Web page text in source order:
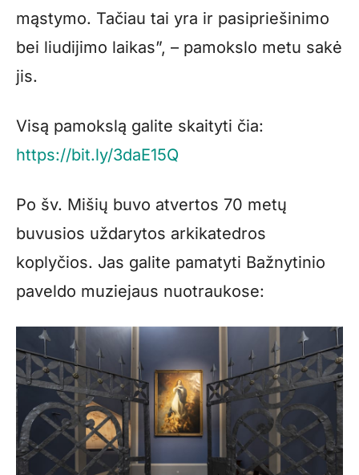
mąstymo. Tačiau tai yra ir pasipriešinimo
bei liudijimo laikas”, – pamokslo metu sakė
jis.
Visą pamokslą galite skaityti čia:
https://bit.ly/3daE15Q
Po šv. Mišių buvo atvertos 70 metų
buvusios uždarytos arkikatedros
koplyčios. Jas galite pamatyti Bažnytinio
paveldo muziejaus nuotraukose: